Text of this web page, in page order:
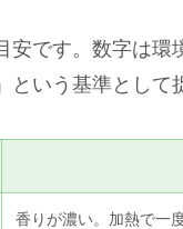
です。数字は環
いう基準として
香りが濃い。加熱で一